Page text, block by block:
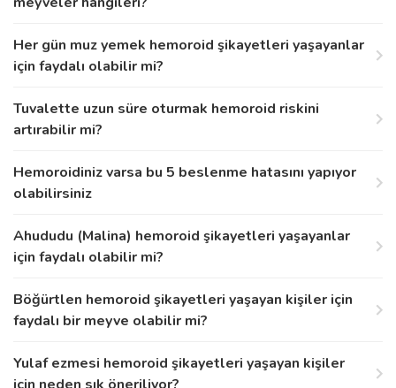
Her gün muz yemek hemoroid şikayetleri yaşayanlar
için faydalı olabilir mi?
Tuvalette uzun süre oturmak hemoroid riskini
artırabilir mi?
Hemoroidiniz varsa bu 5 beslenme hatasını yapıyor
olabilirsiniz
Ahududu (Malina) hemoroid şikayetleri yaşayanlar
için faydalı olabilir mi?
Böğürtlen hemoroid şikayetleri yaşayan kişiler için
faydalı bir meyve olabilir mi?
Yulaf ezmesi hemoroid şikayetleri yaşayan kişiler